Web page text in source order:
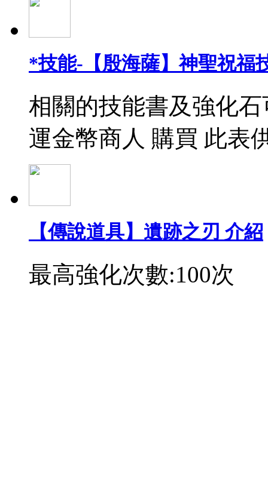
*技能-【殷海薩】神聖祝福
相關的技能書及強化
運金幣商人 購買 此表
【傳說道具】遺跡之刃 介紹
最高強化次數:100次